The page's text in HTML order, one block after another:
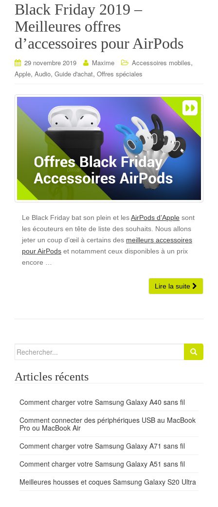
Black Friday 2019 –
Meilleures offres
d’accessoires pour AirPods
29 novembre 2019 Maxime Accessoires mobiles,
Apple, Audio, Guide d'achat, Offres spéciales
Le Black Friday bat son plein et lesAirPods d’Apple sont
les écouteurs en tête de liste des souhaits. Nous allons
jeter un coup d’œil à certains des meilleurs accessoires
pour AirPods et notamment ceux disponibles à un prix
encore …
Lire la suite
Search for:
Articles récents
Comment charger votre Samsung Galaxy A40 sans fil
Comment connecter des périphériques USB au MacBook
Pro ou MacBook Air
Comment charger votre Samsung Galaxy A71 sans fil
Comment charger votre Samsung Galaxy A51 sans fil
Meilleures housses et coques Samsung Galaxy S20 Ultra